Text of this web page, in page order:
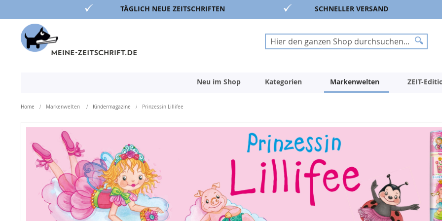
TÄGLICH NEUE ZEITSCHRIFTEN SCHNELLER VERSAND
Suche
Suche
Inhalt
Neu im Shop Kategorien Markenwelten ZEIT-
Home Markenwelten Kindermagazine Prinzessin Lillifee